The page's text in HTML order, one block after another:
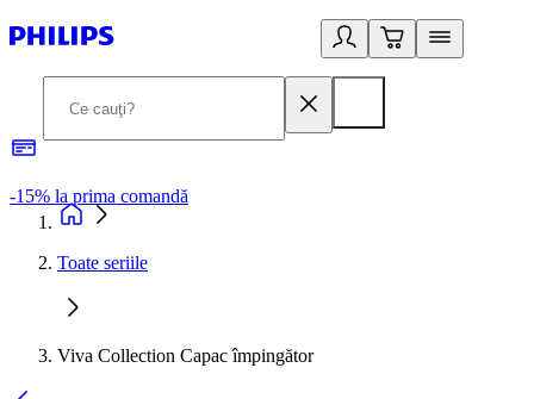
-15% la prima comandă
Toate seriile
Viva Collection Capac împingător